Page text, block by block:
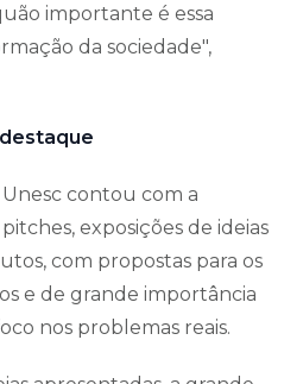
importante é essa
da sociedade",
contou com a
exposições de ideias
com propostas para os
e de grande importância
nos problemas reais.